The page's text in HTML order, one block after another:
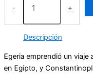
-
Virgen
384)
cantidad
+
Descripción
Egeria emprendió un viaje
en Egipto, y